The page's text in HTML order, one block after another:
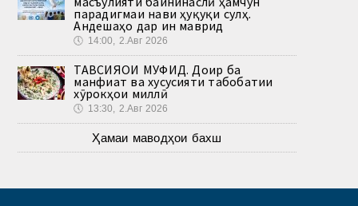
парадигмаи нави ҳуқуқи сулҳ.
Андешаҳо дар ин маврид
🕔 14:00, 2.Авг 2026
ТАВСИЯҲОИ МУФИД. Доир ба
манфиат ва хусусияти табобатии
хӯрокҳои миллӣ
🕔 13:30, 2.Авг 2026
Ҳамаи маводҳои бахш